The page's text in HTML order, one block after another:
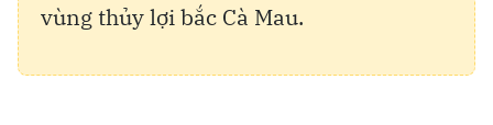
vùng thủy lợi bắc Cà Mau.